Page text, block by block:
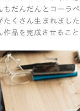
もだんだんとコーラ
たくさん生まれまし
作品を完成させるこ